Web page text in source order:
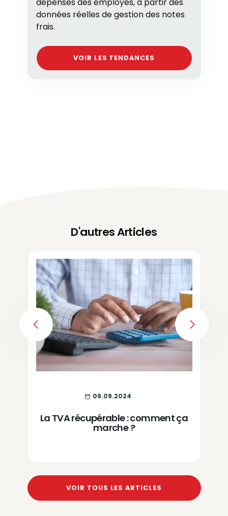
données réelles de gestion des notes
frais.
VOIR LES TENDANCES
D'autres Articles
09.09.2024
La TVA récupérable : comment ça
marche ?
PREVIOUS
VOIR TOUS LES ARTICLES